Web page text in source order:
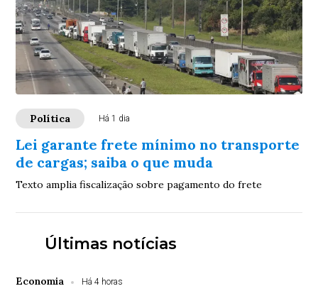
Política Há 1 dia
Lei garante frete mínimo no transporte
de cargas; saiba o que muda
Texto amplia fiscalização sobre pagamento do frete
Últimas notícias
Economia Há 4 horas